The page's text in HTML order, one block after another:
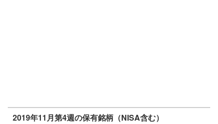
2019年11月第4週の保有銘柄（NISA含む）